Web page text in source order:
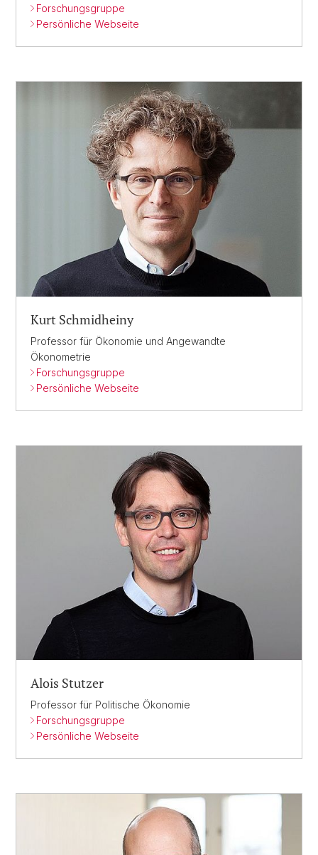
Forschungsgruppe
Persönliche Webseite
Kurt Schmidheiny
Professor für Ökonomie und Angewandte
Ökonometrie
Forschungsgruppe
Persönliche Webseite
Alois Stutzer
Professor für Politische Ökonomie
Forschungsgruppe
Persönliche Webseite